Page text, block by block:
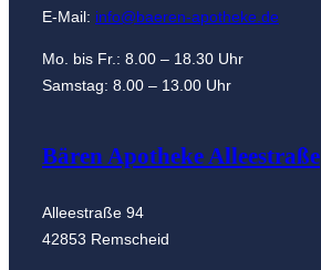
E-Mail: info@baeren-apotheke.de
Mo. bis Fr.: 8.00 – 18.30 Uhr
Samstag: 8.00 – 13.00 Uhr
Bären Apotheke Alleestraße
Alleestraße 94
42853 Remscheid